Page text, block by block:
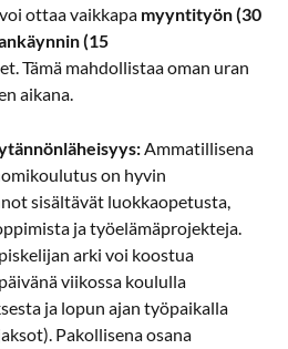
ottaa vaikkapa myyntityön (30
(15
Tämä mahdollistaa oman uran
aikana.
Ammatillisena
on hyvin
sisältävät luokkaopetusta,
ja työelämäprojekteja.
arki voi koostua
viikossa koululla
ja lopun ajan työpaikalla
Pakollisena osana